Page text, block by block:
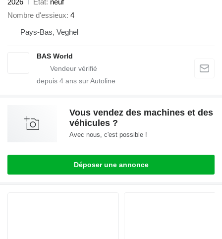
2026
État neuf
Nombre d'essieux 4
Pays-Bas, Veghel
BAS World
depuis 4 ans sur Autoline
Vous vendez des machines et des
véhicules ?
Avec nous, c'est possible !
Déposer une annonce